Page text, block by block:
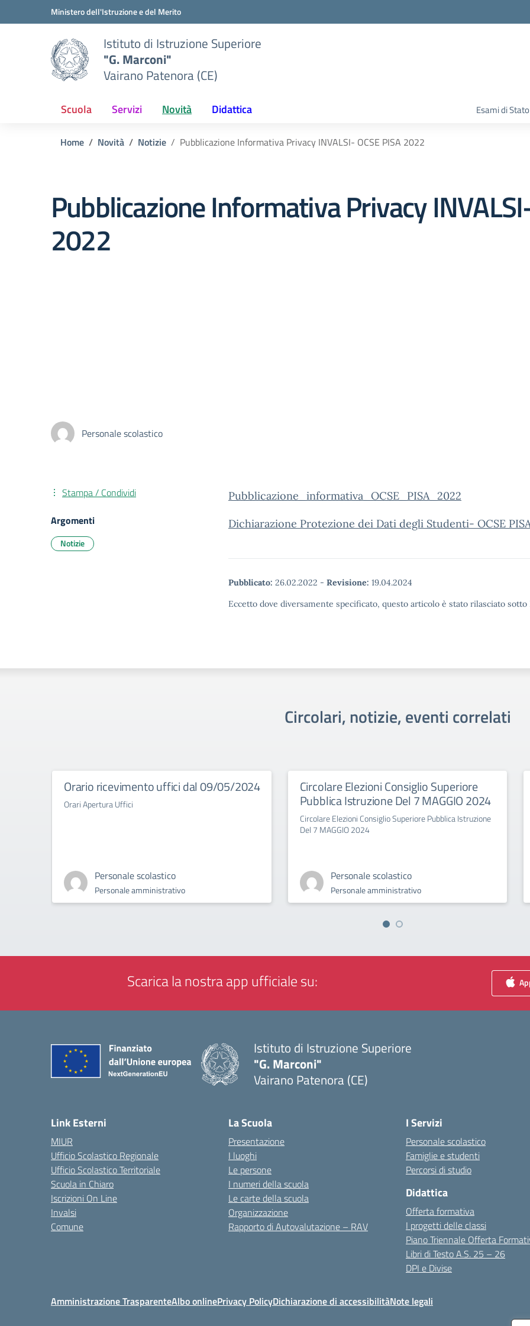
Vai ai contenuti
Vai al menu di navigazioneMinistero dell'Istruzione e del Merito
Istituto di Istruzione Superiore
"G. Marconi"
Vairano Patenora (CE)
Scuola Servizi Novità Didattica Esami di
Home Novità Notizie Pubblicazione Informativa Privacy INVALSI- OCSE PISA 2022
Pubblicazione Informativa Privacy
2022
Personale scolastico
Pubblicazione_informativa_OCSE_PISA_2022
Dichiarazione Protezione dei Dati degli Studenti- OCSE
Pubblicato: 26.02.2022 - Revisione: 19.04.2024
Eccetto dove diversamente specificato, questo articolo è stato rilasciato
Stampa / Condividi
Argomenti
Notizie
Circolari, notizie, eventi correlati
Orario ricevimento uffici dal 09/05/2024
Orari Apertura Uffici
Personale scolastico
Personale amministrativo
Circolare Elezioni Consiglio Superiore
Pubblica Istruzione Del 7 MAGGIO 2024
Circolare Elezioni Consiglio Superiore Pubblica Istruzione
Del 7 MAGGIO 2024
Personale scolastico
Personale amministrativo
Scarica la nostra app ufficiale su:
Istituto di Istruzione Superiore
"G. Marconi"
Vairano Patenora (CE)
Link Esterni
MIUR
Ufficio Scolastico Regionale
Ufficio Scolastico Territoriale
Scuola in Chiaro
Iscrizioni On Line
Invalsi
Comune
La Scuola
Presentazione
I luoghi
Le persone
I numeri della scuola
Le carte della scuola
Organizzazione
Rapporto di Autovalutazione – RAV
I Servizi
Personale scolastico
Famiglie e studenti
Percorsi di studio
Didattica
Offerta formativa
I progetti delle classi
Piano Triennale Offerta
Libri di Testo A.S. 25 – 26
DPI e Divise
Amministrazione TrasparenteAlbo onlinePrivacy PolicyDichiarazione di accessibilitàNote legali